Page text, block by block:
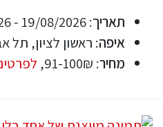
תאריך: 19/08/2026 - 27/09/2026
איפה: ראשון לציון, תל
מחיר: 91-100₪,